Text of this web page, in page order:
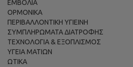
ΕΜΒΟΛΙΑ
ΟΡΜΟΝΙΚΑ
ΠΕΡΙΒΑΛΛΟΝΤΙΚΗ ΥΓΙΕΙΝΗ
ΣΥΜΠΛΗΡΩΜΑΤΑ ΔΙΑΤΡΟΦΗΣ
ΤΕΧΝΟΛΟΓΙΑ & ΕΞΟΠΛΙΣΜΟΣ
ΥΓΕΙΑ ΜΑΤΙΩΝ
ΩΤΙΚΑ